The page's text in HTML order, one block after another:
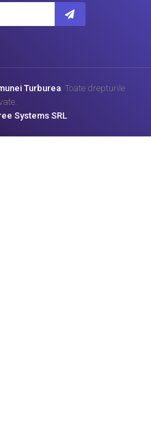
Turburea. Toate drepturile
Systems SRL.